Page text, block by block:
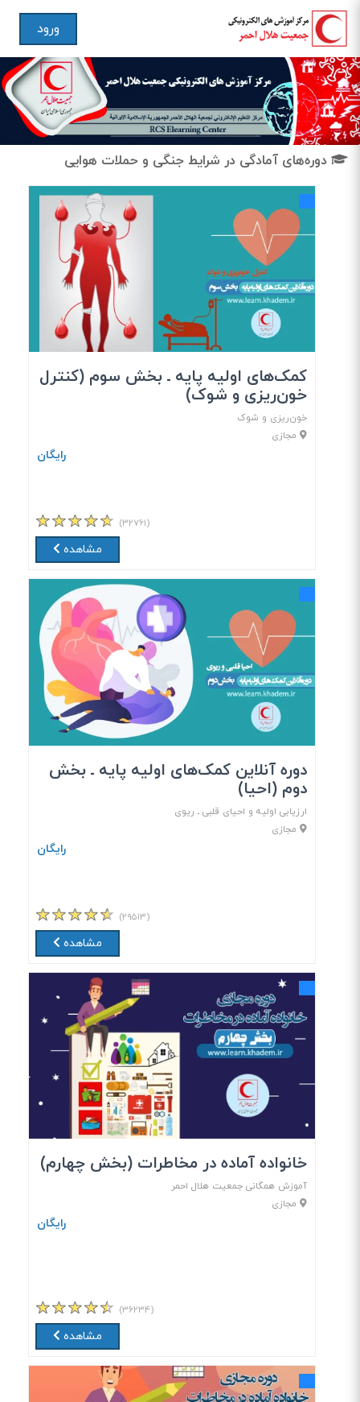
ورود
دوره‌های آمادگی در شرایط جنگی و حملات هوایی
کمک‎‌های اولیه پایه ـ بخش سوم (کنترل
خون‌ریزی و شوک)
خون‌ریزی و شوک
مجازی
رایگان
(۳۲۷۶۱)
مشاهده
دوره آنلاین کمک‎‌های اولیه پایه ـ بخش
دوم (احیا)
ارزیابی اولیه و احیای قلبی ـ ریوی
مجازی
رایگان
(۲۹۵۱۳)
مشاهده
خانواده آماده در مخاطرات (بخش چهارم)
آموزش همگانی جمعیت هلال احمر
مجازی
رایگان
(۳۶۲۳۴)
مشاهده